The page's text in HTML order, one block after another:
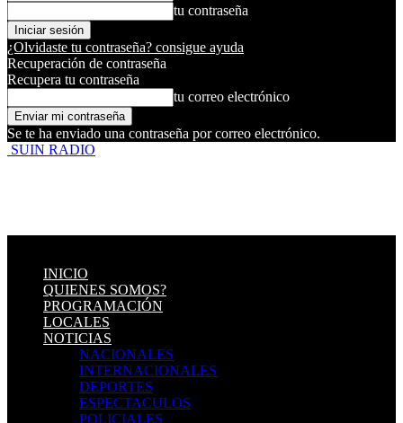
tu contraseña
¿Olvidaste tu contraseña? consigue ayuda
Recuperación de contraseña
Recupera tu contraseña
tu correo electrónico
Se te ha enviado una contraseña por correo electrónico.
SUIN RADIO
INICIO
QUIENES SOMOS?
PROGRAMACIÓN
LOCALES
NOTICIAS
NACIONALES
INTERNACIONALES
DEPORTES
ESPECTACULOS
POLICIALES